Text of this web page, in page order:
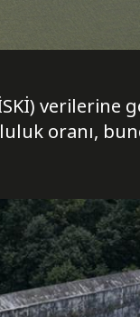
verilerine
oranı,